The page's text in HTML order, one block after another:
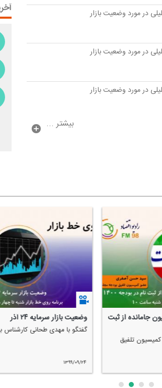
در مورد وضعیت بازار
در مورد وضعیت بازار
در مورد وضعیت بازار
بیشتر ...
طلا
وضعیت بازار بورس ۹ آذر
گفتگو با مهدی طحانی كارشناس
۱۳۹۹/۰۹/۰۹